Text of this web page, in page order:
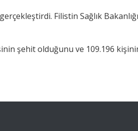
Filistin Sağlık
şehit olduğunu ve 109.196